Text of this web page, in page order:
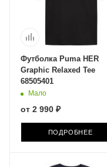
Футболка Puma HER
Graphic Relaxed Tee
68505401
Мало
от 2 990 ₽
ПОДРОБНЕЕ